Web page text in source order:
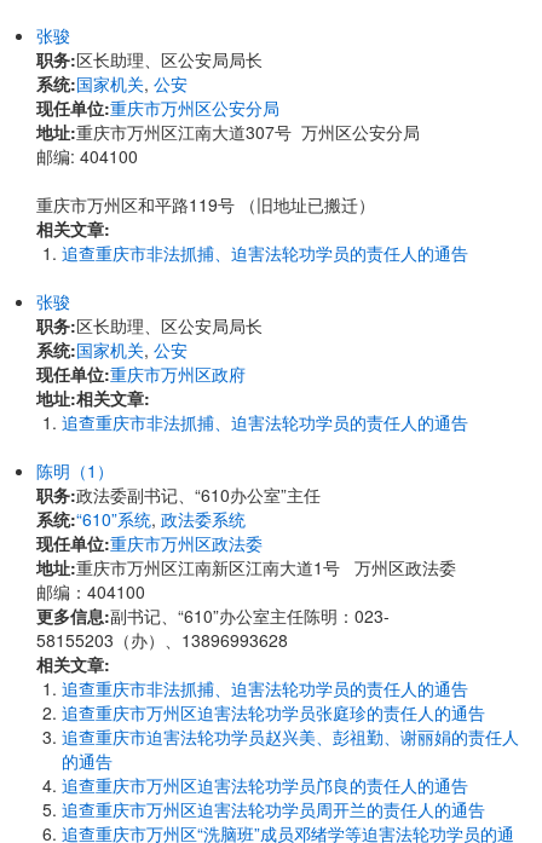
张骏
职务:区长助理、区公安局局长
系统:国家机关, 公安
现任单位:重庆市万州区公安分局
地址:重庆市万州区江南大道307号 万州区公安分局
邮编: 404100
重庆市万州区和平路119号 （旧地址已搬迁）
相关文章:
追查重庆市非法抓捕、迫害法轮功学员的责任人的通告
张骏
职务:区长助理、区公安局局长
系统:国家机关, 公安
现任单位:重庆市万州区政府
地址:相关文章:
追查重庆市非法抓捕、迫害法轮功学员的责任人的通告
陈明（1）
职务:政法委副书记、“610办公室”主任
系统:“610”系统, 政法委系统
现任单位:重庆市万州区政法委
地址:重庆市万州区江南新区江南大道1号 万州区政法委
邮编：404100
更多信息:副书记、“610”办公室主任陈明：023-
58155203（办）、13896993628
相关文章:
追查重庆市非法抓捕、迫害法轮功学员的责任人的通告
追查重庆市万州区迫害法轮功学员张庭珍的责任人的通告
追查重庆市迫害法轮功学员赵兴美、彭祖勤、谢丽娟的责任人
的通告
追查重庆市万州区迫害法轮功学员邝良的责任人的通告
追查重庆市万州区迫害法轮功学员周开兰的责任人的通告
追查重庆市万州区“洗脑班”成员邓绪学等迫害法轮功学员的通